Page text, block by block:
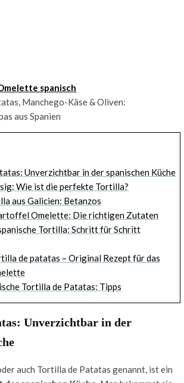
Manchego-Käse & Oliven:
aus Spanien
Unverzichtbar in der spanischen Küche
Wie ist die perfekte Tortilla?
aus Galicien: Betanzos
Omelette: Die richtigen Zutaten
Tortilla: Schritt für Schritt
de patatas – Original Rezept für das
Tortilla de Patatas: Tipps
Unverzichtbar in der
auch Tortilla de Patatas genannt, ist ein